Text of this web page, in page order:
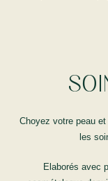
Choyez votre peau
les
Elaborés avec